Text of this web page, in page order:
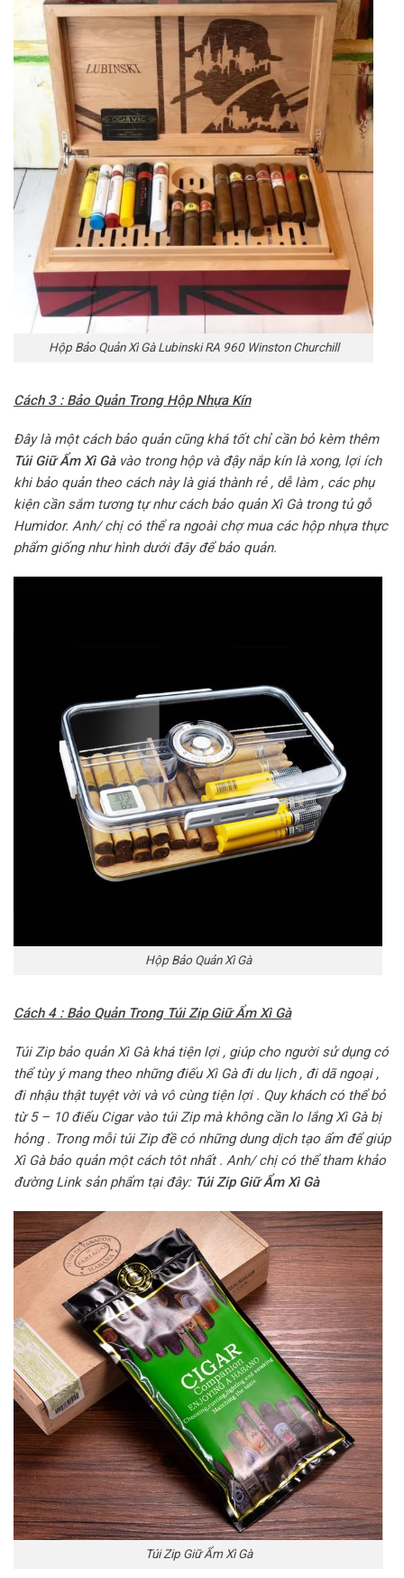
Hộp Bảo Quản Xì Gà Lubinski RA 960 Winston Churchill
Cách 3 : Bảo Quản Trong Hộp Nhựa Kín
Đây là một cách bảo quản cũng khá tốt chỉ cần bỏ kèm thêm
Túi Giữ Ẩm Xì Gàvào trong hộp và đậy nắp kín là xong, lợi ích
khi bảo quản theo cách này là giá thành rẻ , dễ làm , các phụ
kiện cần sắm tương tự như cách bảo quản Xì Gà trong tủ gỗ
Humidor. Anh/ chị có thể ra ngoài chợ mua các hộp nhựa thực
phẩm giống như hình dưới đây để bảo quản.
Hộp Bảo Quản Xì Gà
Cách 4 : Bảo Quản Trong Túi Zip Giữ Ẩm Xì Gà
Túi Zip bảo quản Xì Gà khá tiện lợi , giúp cho người sử dụng có
thể tùy ý mang theo những điếu Xì Gà đi du lịch , đi dã ngoại ,
đi nhậu thật tuyệt vời và vô cùng tiện lợi . Quy khách có thể bỏ
từ 5 – 10 điếu Cigar vào túi Zip mà không cần lo lắng Xì Gà bị
hỏng . Trong mỗi túi Zip đề có những dung dịch tạo ẩm để giúp
Xì Gà bảo quản một cách tôt nhất . Anh/ chị có thể tham khảo
đường Link sản phẩm tại đây: Túi Zip Giữ Ẩm Xì Gà
Túi Zip Giữ Ẩm Xì Gà